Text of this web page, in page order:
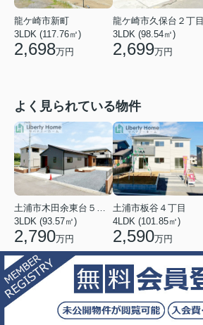
龍ケ崎市新町
3LDK (117.76㎡)
2,698万円
龍ケ崎市久保台２丁目
3LDK (98.54㎡)
2,699万円
よく見られている物件
土浦市木田余東台５丁目
3LDK (93.57㎡)
2,790万円
土浦市板谷４丁目
4LDK (101.85㎡)
2,590万円